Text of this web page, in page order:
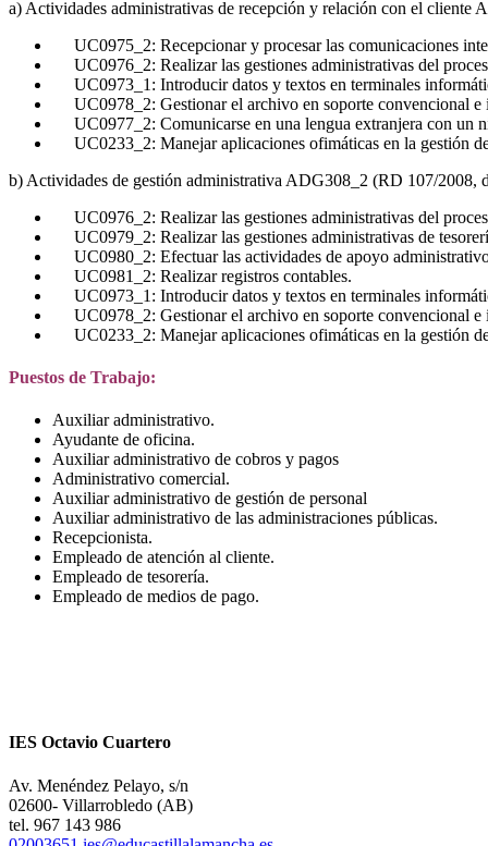
a) Actividades administrativas de recepción y relación con el cliente
UC0975_2: Recepcionar y procesar las comunicaciones
UC0976_2: Realizar las gestiones administrativas del
UC0973_1: Introducir datos y textos en terminales
UC0978_2: Gestionar el archivo en soporte convencional e
UC0977_2: Comunicarse en una lengua extranjera con un
UC0233_2: Manejar aplicaciones ofimáticas en la gestión
b) Actividades de gestión administrativa ADG308_2 (RD 107/2008,
UC0976_2: Realizar las gestiones administrativas del
UC0979_2: Realizar las gestiones administrativas de
UC0980_2: Efectuar las actividades de apoyo
UC0981_2: Realizar registros contables.
UC0973_1: Introducir datos y textos en terminales
UC0978_2: Gestionar el archivo en soporte convencional e
UC0233_2: Manejar aplicaciones ofimáticas en la gestión
Puestos de Trabajo:
Auxiliar administrativo.
Ayudante de oficina.
Auxiliar administrativo de cobros y pagos
Administrativo comercial.
Auxiliar administrativo de gestión de personal
Auxiliar administrativo de las administraciones públicas.
Recepcionista.
Empleado de atención al cliente.
Empleado de tesorería.
Empleado de medios de pago.
IES Octavio Cuartero
Av. Menéndez Pelayo, s/n
02600- Villarrobledo (AB)
tel. 967 143 986